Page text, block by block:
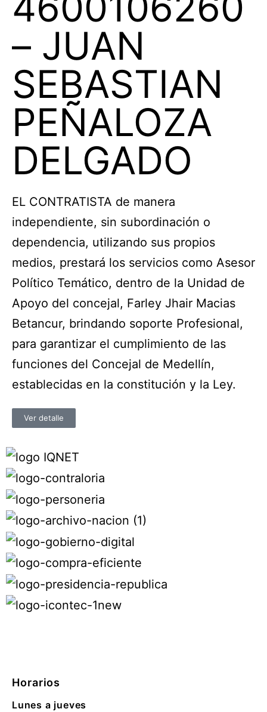
– JUAN
SEBASTIAN
PEÑALOZA
DELGADO
EL CONTRATISTA de manera
independiente, sin subordinación o
dependencia, utilizando sus propios
medios, prestará los servicios como Asesor
Político Temático, dentro de la Unidad de
Apoyo del concejal, Farley Jhair Macias
Betancur, brindando soporte Profesional,
para garantizar el cumplimiento de las
funciones del Concejal de Medellín,
establecidas en la constitución y la Ley.
Ver detalle
Horarios
Lunes a jueves